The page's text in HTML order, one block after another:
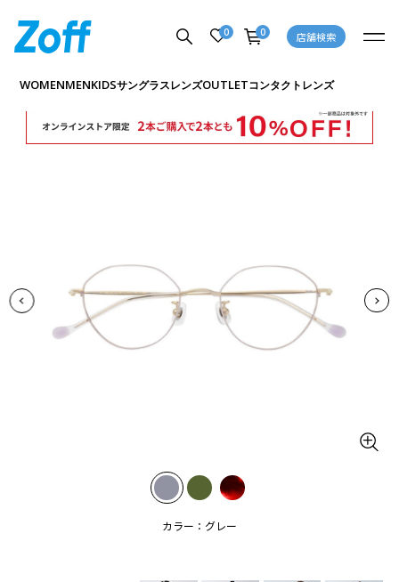
0 0 店舗検索
WOMENMENKIDSサングラスレンズOUTLETコンタクトレンズ
カラー：グレー
商品詳細ページへ